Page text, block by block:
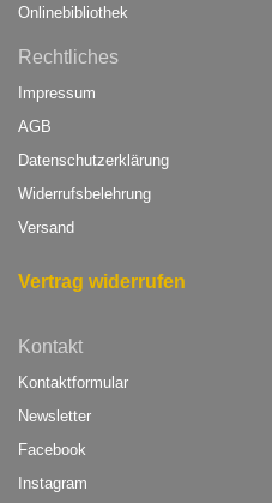
Onlinebibliothek
Rechtliches
Impressum
AGB
Datenschutzerklärung
Widerrufsbelehrung
Versand
Vertrag widerrufen
Kontakt
Kontaktformular
Newsletter
Facebook
Instagram